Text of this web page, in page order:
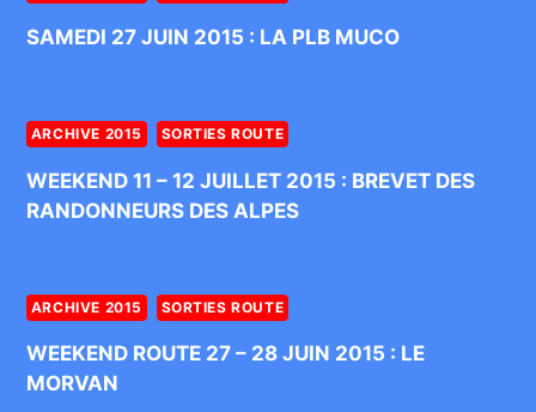
SAMEDI 27 JUIN 2015 : LA PLB MUCO
ARCHIVE 2015 SORTIES ROUTE
WEEKEND 11 – 12 JUILLET 2015 : BREVET DES
RANDONNEURS DES ALPES
ARCHIVE 2015 SORTIES ROUTE
WEEKEND ROUTE 27 – 28 JUIN 2015 : LE
MORVAN